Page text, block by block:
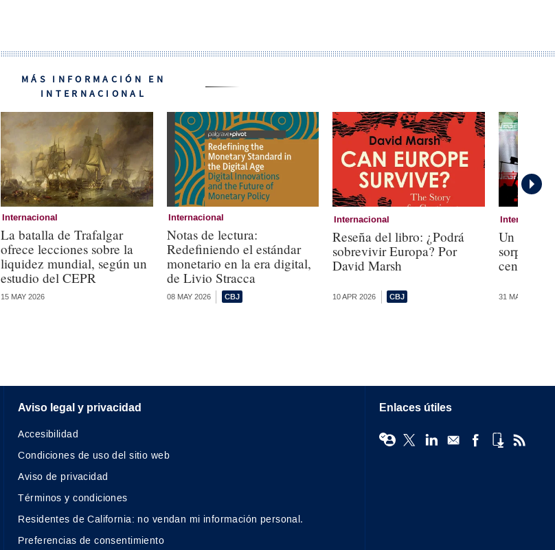
MÁS INFORMACIÓN EN
INTERNACIONAL
Internacional
La batalla de Trafalgar
ofrece lecciones sobre la
liquidez mundial, según un
estudio del CEPR
15 MAY 2026
Internacional
Notas de lectura:
Redefiniendo el estándar
monetario en la era digital,
de Livio Stracca
08 MAY 2026
Internacional
Reseña del libro: ¿Podrá
sobrevivir Europa? Por
David Marsh
10 APR 2026
Internacional
Un shock
centrales
31 MAR 2026
Aviso legal y privacidad
Accesibilidad
Condiciones de uso del sitio web
Aviso de privacidad
Términos y condiciones
Residentes de California: no vendan mi información personal.
Preferencias de consentimiento
Enlaces útiles